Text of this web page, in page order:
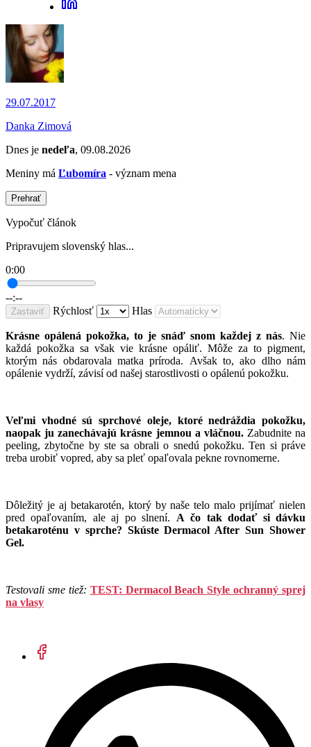
29.07.2017
Danka Zimová
Dnes je nedeľa, 09.08.2026
Meniny má Ľubomíra - význam mena
Prehrať
Vypočuť článok
Pripravujem slovenský hlas...
0:00
--:--
Zastaviť Rýchlosť Hlas
Krásne opálená pokožka, to je snáď snom každej z nás. Nie
každá pokožka sa však vie krásne opáliť. Môže za to pigment,
ktorým nás obdarovala matka príroda. Avšak to, ako dlho nám
opálenie vydrží, závisí od našej starostlivosti o opálenú pokožku.
Veľmi vhodné sú sprchové oleje, ktoré nedráždia pokožku,
naopak ju zanechávajú krásne jemnou a vláčnou.Zabudnite na
peeling, zbytočne by ste sa obrali o snedú pokožku. Ten si práve
treba urobiť vopred, aby sa pleť opaľovala pekne rovnomerne.
Dôležitý je aj betakarotén, ktorý by naše telo malo prijímať nielen
pred opaľovaním, ale aj po slnení. A čo tak dodať si dávku
betakaroténu v sprche? Skúste Dermacol After Sun Shower
Gel.
Testovali sme tiež: TEST: Dermacol Beach Style ochranný sprej
na vlasy